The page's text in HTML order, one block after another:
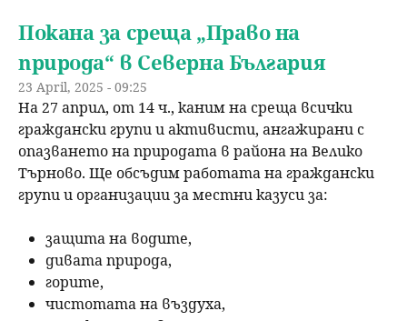
Покана за среща „Право на
природа“ в Северна България
23 April, 2025 - 09:25
На 27 април, от 14 ч., каним на среща всички
граждански групи и активисти, ангажирани с
опазването на природата в района на Велико
Търново. Ще обсъдим работата на граждански
групи и организации за местни казуси за:
защита на водите,
дивата природа,
горите,
чистотата на въздуха,